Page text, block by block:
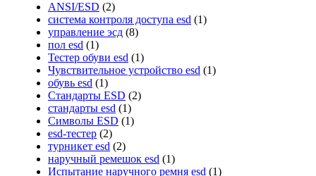
ANSI/ESD (2)
система контроля доступа esd (1)
управление эсд (8)
пол esd (1)
Тестер обуви esd (1)
Чувствительное устройство esd (1)
обувь esd (1)
Стандарты ESD (2)
стандарты esd (1)
Символы ESD (1)
esd-тестер (2)
турникет esd (2)
наручный ремешок esd (1)
Испытание наручного ремня esd (1)